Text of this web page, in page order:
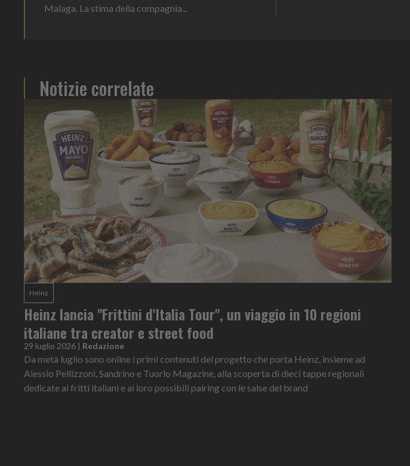
Malaga. La stima della compagnia...
Notizie correlate
Heinz
Heinz lancia "Frittini d'Italia Tour", un viaggio in 10 regioni
italiane tra creator e street food
29 luglio 2026 | Redazione
Da metà luglio sono online i primi contenuti del progetto che porta Heinz, insieme ad
Alessio Pellizzoni, Sandrino e Tuorlo Magazine, alla scoperta di dieci tappe regionali
dedicate ai fritti italiani e ai loro possibili pairing con le salse del brand